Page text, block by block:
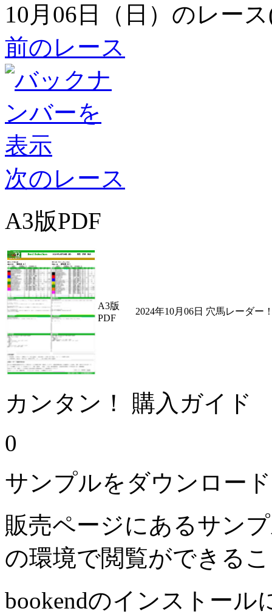
10月06日（日）のレー
前のレース
次のレース
A3版PDF
A3版
PDF
2024年10月06日 穴馬レーダー
カンタン！ 購入ガイド
0
サンプルをダウンロー
販売ページにあるサン
の環境で閲覧ができる
bookendのインストール